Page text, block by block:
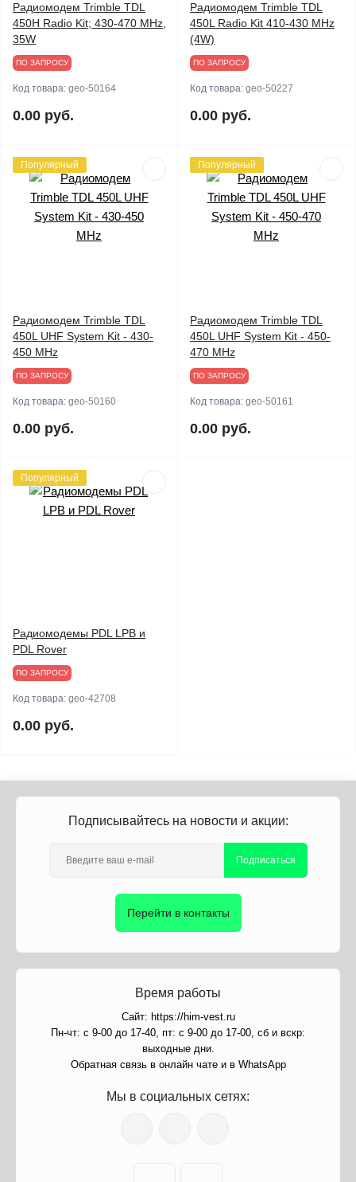
Радиомодем Trimble TDL
450H Radio Kit; 430-470 MHz,
35W
ПО ЗАПРОСУ
Код товара: geo-50164
0.00 руб.
Радиомодем Trimble TDL
450L Radio Kit 410-430 MHz
(4W)
ПО ЗАПРОСУ
Код товара: geo-50227
0.00 руб.
Популярный
Радиомодем Trimble TDL
450L UHF System Kit - 430-
450 MHz
ПО ЗАПРОСУ
Код товара: geo-50160
0.00 руб.
Популярный
Радиомодем Trimble TDL
450L UHF System Kit - 450-
470 MHz
ПО ЗАПРОСУ
Код товара: geo-50161
0.00 руб.
Популярный
Радиомодемы PDL LPB и
PDL Rover
ПО ЗАПРОСУ
Код товара: geo-42708
0.00 руб.
Подписывайтесь на новости и акции:
Подписаться
Перейти в контакты
Время работы
Сайт: https://him-vest.ru
Пн-чт: с 9-00 до 17-40, пт: с 9-00 до 17-00, сб и вскр:
выходные дни.
Обратная связь в онлайн чате и в WhatsApp
Мы в социальных сетях: